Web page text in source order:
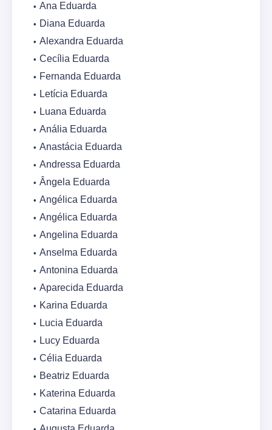
Ana Eduarda
Diana Eduarda
Alexandra Eduarda
Cecília Eduarda
Fernanda Eduarda
Letícia Eduarda
Luana Eduarda
Anália Eduarda
Anastácia Eduarda
Andressa Eduarda
Ângela Eduarda
Angélica Eduarda
Angélica Eduarda
Angelina Eduarda
Anselma Eduarda
Antonina Eduarda
Aparecida Eduarda
Karina Eduarda
Lucia Eduarda
Lucy Eduarda
Célia Eduarda
Beatriz Eduarda
Katerina Eduarda
Catarina Eduarda